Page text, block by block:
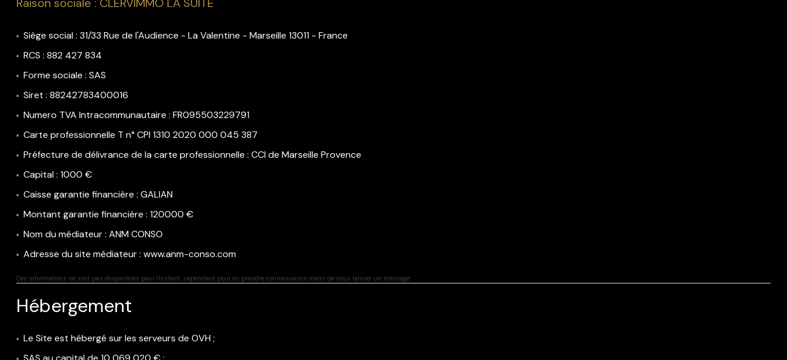
rénovation
l'agence
contact
Siège social : 31/33 Rue de l'Audience - La Valentine - Marseille 13011 - France
RCS : 882 427 834
Forme sociale : SAS
Siret : 88242783400016
Numero TVA Intracommunautaire : FR095503229791
Carte professionnelle T n° CPI 1310 2020 000 045 387
Préfecture de délivrance de la carte professionnelle : CCI de Marseille Provence
Capital : 1000 €
Caisse garantie financière : GALIAN
Montant garantie financière : 120000 €
Nom du médiateur : ANM CONSO
Adresse du site médiateur : www.anm-conso.com
Ces informations ne sont pas disponibles pour l'instant, cependant pour en prendre connaissance merci de nous laisser un message
Hébergement
Le Site est hébergé sur les serveurs de OVH ;